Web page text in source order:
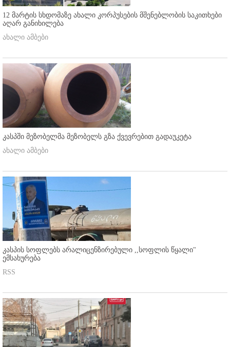
12 მარტის სხდომაზე ახალი კორპუსების მშენებლობის საკითხები
აღარ განიხილება
ახალი ამბები
კასპში მეზობელმა მეზობელს გზა ქვევრებით გადაუკეტა
ახალი ამბები
კასპის სოფლებს არალიცენზირებული ,,სოფლის წყალი"
ემსახურება
RSS